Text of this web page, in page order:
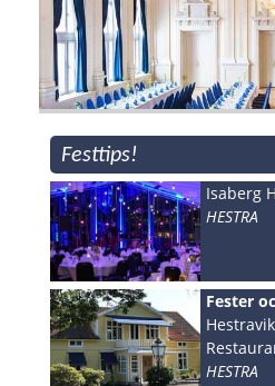
Festtips!
Isaberg
HESTRA
Fester
HESTRA